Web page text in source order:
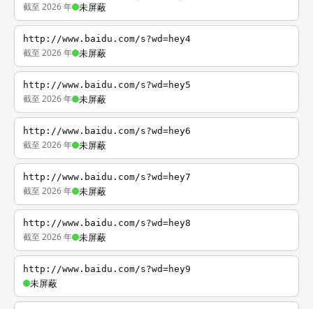
截至 2026 年 未屏蔽
http://www.baidu.com/s?wd=hey4
截至 2026 年 未屏蔽
http://www.baidu.com/s?wd=hey5
截至 2026 年 未屏蔽
http://www.baidu.com/s?wd=hey6
截至 2026 年 未屏蔽
http://www.baidu.com/s?wd=hey7
截至 2026 年 未屏蔽
http://www.baidu.com/s?wd=hey8
截至 2026 年 未屏蔽
http://www.baidu.com/s?wd=hey9
未屏蔽